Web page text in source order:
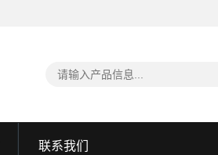
联系我们